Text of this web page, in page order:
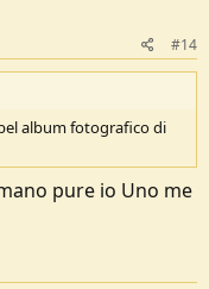
#14
album fotografico di
pure io Uno me